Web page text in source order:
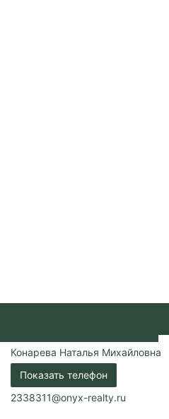
Конарева Наталья Михайловна
Показать телефон
2338311@onyx-realty.ru